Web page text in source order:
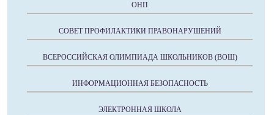
ОНП
СОВЕТ ПРОФИЛАКТИКИ ПРАВОНАРУШЕНИЙ
ВСЕРОССИЙСКАЯ ОЛИМПИАДА ШКОЛЬНИКОВ (ВОШ)
ИНФОРМАЦИОННАЯ БЕЗОПАСНОСТЬ
ЭЛЕКТРОННАЯ ШКОЛА